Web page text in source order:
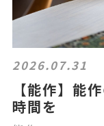
2026.07.31
【能作】能
時間を